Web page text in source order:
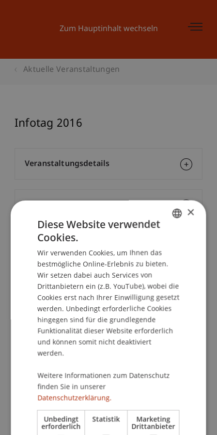
Zum Hauptinhalt wechseln
Aktuelle Veranstaltungen
Infotag 2016
School/Professur:
Kommunikation und Marketing
Die Universität Liechtenstein gewährt am 12.
November zwischen 13 und 16 Uhr Einblicke.
Studieninteressierte können an
Schnuppervorlesungen sowie persönlichen
Beratungen teilnehmen. Der Infotag richtet sich
neben Maturanten auch an Studierende und
Berufstätige mit Informationen zu den
sowie Architektur, den Masterprogrammen
Architektur, Entrepreneurship, Finance und
Information Systems sowie zwei
Doktoratsstudiengängen und vielen
Weiterbildungsmöglichkeiten für Berufstätige.
Veranstaltungsdetails
×
Diese Website verwendet
Cookies.
Wir verwenden Cookies, um Ihnen das
bestmögliche Online-Erlebnis zu bieten.
Wir setzen dabei auch Services von
Drittanbietern ein (z.B. YouTube), wobei die
Cookies erst nach Ihrer Einwilligung gesetzt
werden. Unbedingt erforderliche Cookies
hingegen sind für die grundlegende
Funktionalität dieser Website erforderlich
und können somit nicht deaktiviert
werden.
Weitere Informationen zum Datenschutz
finden Sie in unserer
Datenschutzerklärung.
Unbedingt
erforderlich
Statistik Marketing
Drittanbieter